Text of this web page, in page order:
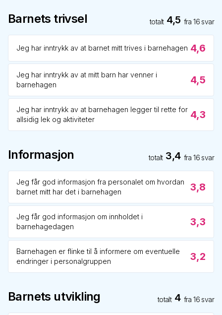
Barnets trivsel totalt 4,5 fra16 svar
Jeg har inntrykk av at barnet mitt trives i barnehagen 4,6
Jeg har inntrykk av at mitt barn har venner i
barnehagen
4,5
Jeg har inntrykk av at barnehagen legger til rette for
allsidig lek og aktiviteter
4,3
Informasjon totalt 3,4 fra16 svar
Jeg får god informasjon fra personalet om hvordan
barnet mitt har det i barnehagen
3,8
Jeg får god informasjon om innholdet i
barnehagedagen
3,3
Barnehagen er flinke til å informere om eventuelle
endringer i personalgruppen
3,2
Barnets utvikling totalt 4 fra16 svar